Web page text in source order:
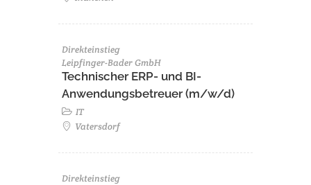
Direkteinstieg
Leipfinger-Bader GmbH
Technischer ERP- und BI-
Anwendungsbetreuer (m/w/d)
IT
Vatersdorf
Direkteinstieg